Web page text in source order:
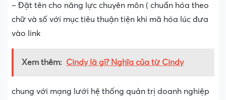
– Đặt tên cho năng lực chuyên môn ( chuẩn hóa theo
chữ và số với mục tiêu thuận tiện khi mã hóa lúc đưa
vào link
Xem thêm: Cindy là gì? Nghĩa của từ Cindy
chung với mạng lưới hệ thống quản trị doanh nghiệp